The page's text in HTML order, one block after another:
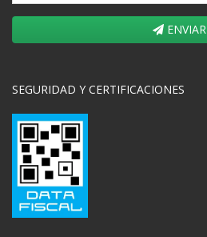
ENVIAR
SEGURIDAD Y CERTIFICACIONES